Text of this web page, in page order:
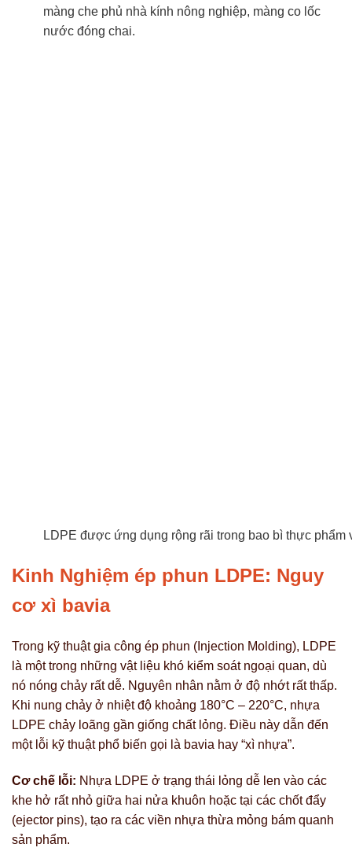
màng che phủ nhà kính nông nghiệp, màng co lốc
nước đóng chai.
LDPE được ứng dụng rộng rãi trong bao bì thực phẩm
Kinh Nghiệm ép phun LDPE: Nguy
cơ xì bavia
Trong kỹ thuật gia công ép phun (Injection Molding), LDPE
là một trong những vật liệu khó kiểm soát ngoại quan, dù
nó nóng chảy rất dễ. Nguyên nhân nằm ở độ nhớt rất thấp.
Khi nung chảy ở nhiệt độ khoảng 180°C – 220°C, nhựa
LDPE chảy loãng gần giống chất lỏng. Điều này dẫn đến
một lỗi kỹ thuật phổ biến gọi là bavia hay “xì nhựa”.
Cơ chế lỗi: Nhựa LDPE ở trạng thái lỏng dễ len vào các
khe hở rất nhỏ giữa hai nửa khuôn hoặc tại các chốt đẩy
(ejector pins), tạo ra các viền nhựa thừa mỏng bám quanh
sản phẩm.